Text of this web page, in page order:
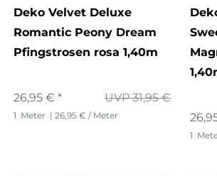
Deko Velvet Deluxe
Romantic Peony Dream
Pfingstrosen rosa 1,40m
UVP 31,95 €
26,95 € *
1 Meter | 26,95 € / Meter
1